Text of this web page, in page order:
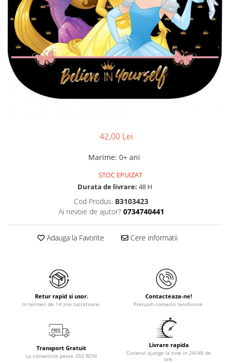
42,00 Lei
Marime: 0+ ani
STOC EPUIZAT
Durata de livrare: 48 H
Cod Produs: B3103423
Ai nevoie de ajutor? 0734740441
Adauga la Favorite Cere informatii
Retur rapid si usor.
In termen de 14 zile lucratoare.
Contacteaza-ne!
Preluam comenzi telefonice.
Transport Gratuit
La comenzile peste 350 RON
Livrare rapida
Curierul ajunge la tine in 24/48 de
ore.